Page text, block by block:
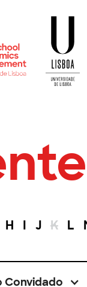
H I J K L
Convidado